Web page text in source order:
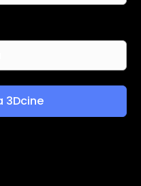
3Dcine